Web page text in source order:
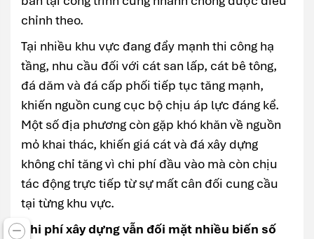
chỉnh theo.
Tại nhiều khu vực đang đẩy mạnh thi công hạ
tầng, nhu cầu đối với cát san lấp, cát bê tông,
đá dăm và đá cấp phối tiếp tục tăng mạnh,
khiến nguồn cung cục bộ chịu áp lực đáng kể.
Một số địa phương còn gặp khó khăn về nguồn
mỏ khai thác, khiến giá cát và đá xây dựng
không chỉ tăng vì chi phí đầu vào mà còn chịu
tác động trực tiếp từ sự mất cân đối cung cầu
tại từng khu vực.
Chi phí xây dựng vẫn đối mặt nhiều biến số